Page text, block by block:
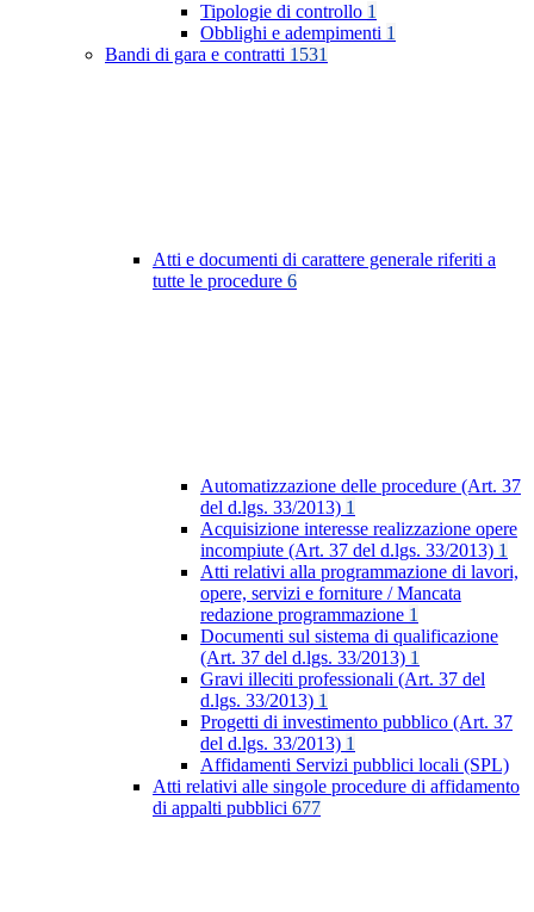
Tipologie di controllo 1
Obblighi e adempimenti 1
Bandi di gara e contratti 1531
Atti e documenti di carattere generale riferiti a
tutte le procedure 6
Automatizzazione delle procedure (Art. 37
del d.lgs. 33/2013) 1
Acquisizione interesse realizzazione opere
incompiute (Art. 37 del d.lgs. 33/2013) 1
Atti relativi alla programmazione di lavori,
opere, servizi e forniture / Mancata
redazione programmazione 1
Documenti sul sistema di qualificazione
(Art. 37 del d.lgs. 33/2013) 1
Gravi illeciti professionali (Art. 37 del
d.lgs. 33/2013) 1
Progetti di investimento pubblico (Art. 37
del d.lgs. 33/2013) 1
Affidamenti Servizi pubblici locali (SPL)
Atti relativi alle singole procedure di affidamento
di appalti pubblici 677